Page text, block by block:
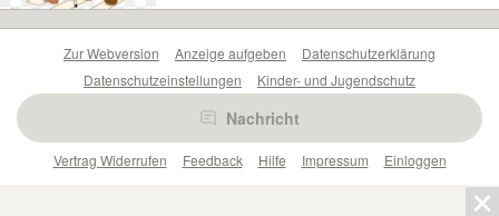
Nachricht
Zur Webversion Anzeige aufgeben
Datenschutzerklärung
Datenschutzeinstellungen
Kinder- und Jugendschutz
Barrierefreiheitserklärung
Vertrag Widerrufen
Feedback Hilfe Impressum Einloggen